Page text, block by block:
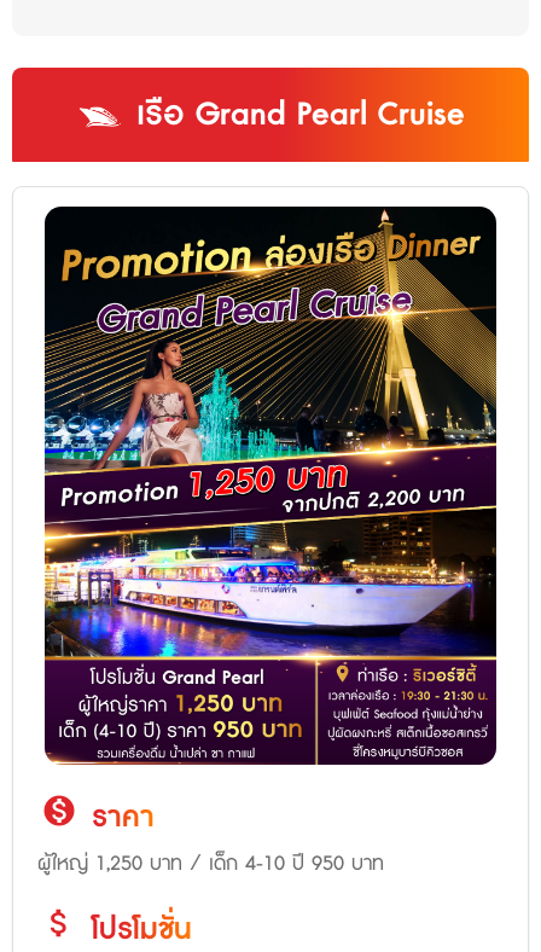
เรือ Grand Pearl Cruise
monetization_on ราคา
ผู้ใหญ่ 1,250 บาท / เด็ก 4-10 ปี 950 บาท
attach_money โปรโมชั่น